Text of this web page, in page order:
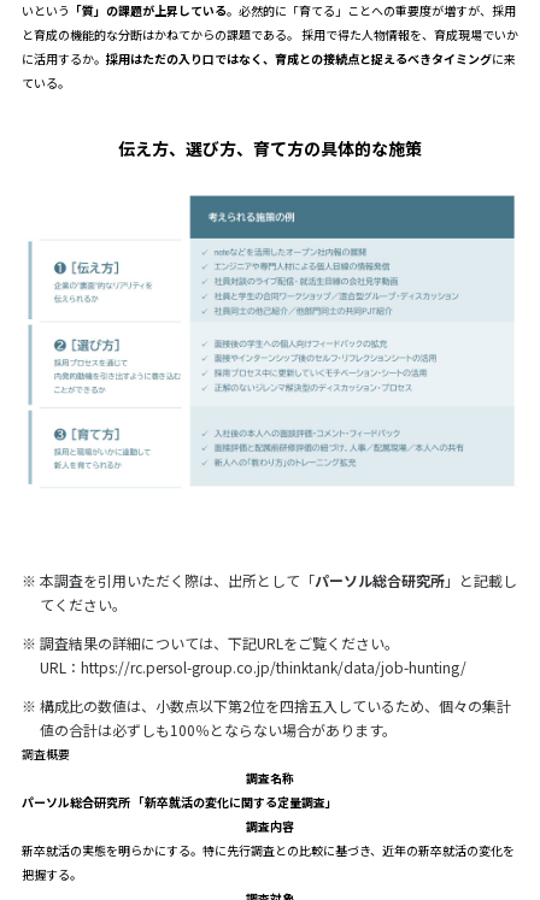
いという 「質」の課題が上昇している。必然的に「育てる」ことへの重要度が増すが、採用
と育成の機能的な分断はかねてからの課題である。 採用で得た人物情報を、育成現場でいか
に活用するか。採用はただの入り口ではなく、育成との接続点と捉えるべきタイミングに来
ている。
伝え方、選び方、育て方の具体的な施策
※ 本調査を引用いただく際は、出所として「パーソル総合研究所」と記載し
てください。
※ 調査結果の詳細については、下記URLをご覧ください。
URL： https://rc.persol-group.co.jp/thinktank/data/job-hunting/
※ 構成比の数値は、小数点以下第2位を四捨五入しているため、個々の集計
値の合計は必ずしも100％とならない場合があります。
調査概要
調査名称
パーソル総合研究所 「新卒就活の変化に関する定量調査」
調査内容
新卒就活の実態を明らかにする。特に先行調査との比較に基づき、近年の新卒就活の変化を
把握する。